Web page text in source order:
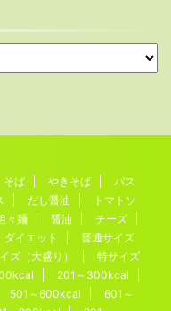
そば やきそば
パス
だし醤油
トマトソ
々麺 醤油
チーズ
ダイエット
普通サイズ
ズ（大盛り）
特サイズ
201～300kcal
501～600kcal
601～